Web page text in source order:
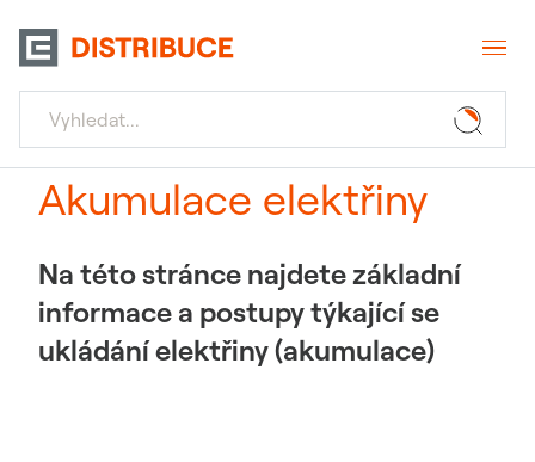
Akumulace elektřiny
Na této stránce najdete základní
informace a postupy týkající se
ukládání elektřiny (akumulace)